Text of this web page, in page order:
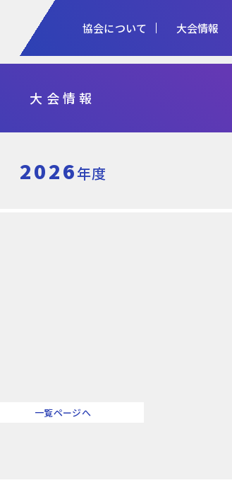
協会について
予算・決算
大会情報
シニア
国体 天皇杯
指導者
各種申請
大会情報
2026年度
一覧ページへ